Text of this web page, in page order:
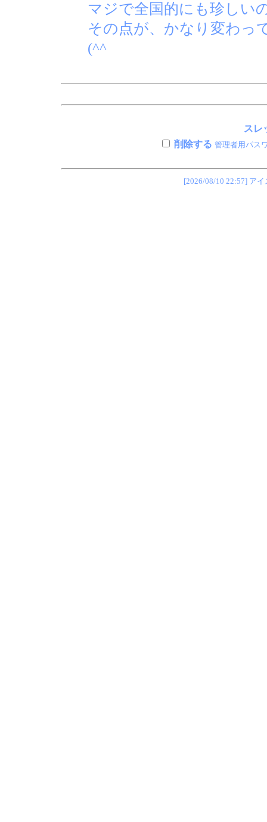
マジで全国的にも珍しい
その点が、かなり変わっ
(^^ゞ
スレ
削除する 管理者用パス
[2026/08/10 22:57] ア